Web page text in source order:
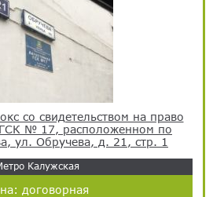
со свидетельством на право
ГСК № 17, расположенном по
ул. Обручева, д. 21, стр. 1
Калужская
договорная